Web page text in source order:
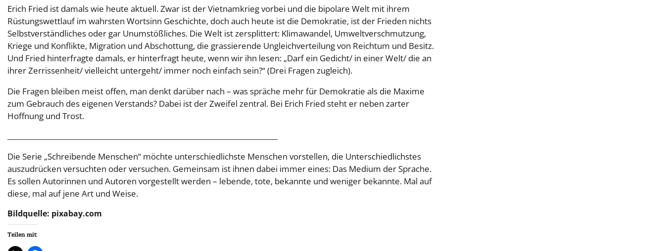
Erich Fried ist damals wie heute aktuell. Zwar ist der Vietnamkrieg vorbei und die bipolare Welt mit ihrem
Rüstungswettlauf im wahrsten Wortsinn Geschichte, doch auch heute ist die Demokratie, ist der Frieden nichts
Selbstverständliches oder gar Unumstößliches. Die Welt ist zersplittert: Klimawandel, Umweltverschmutzung,
Kriege und Konflikte, Migration und Abschottung, die grassierende Ungleichverteilung von Reichtum und Besitz.
Und Fried hinterfragte damals, er hinterfragt heute, wenn wir ihn lesen: „Darf ein Gedicht/ in einer Welt/ die an
ihrer Zerrissenheit/ vielleicht untergeht/ immer noch einfach sein?“ (Drei Fragen zugleich).
Die Fragen bleiben meist offen, man denkt darüber nach – was spräche mehr für Demokratie als die Maxime
zum Gebrauch des eigenen Verstands? Dabei ist der Zweifel zentral. Bei Erich Fried steht er neben zarter
Hoffnung und Trost.
Die Serie „Schreibende Menschen“ möchte unterschiedlichste Menschen vorstellen, die Unterschiedlichstes
auszudrücken versuchten oder versuchen. Gemeinsam ist ihnen dabei immer eines: Das Medium der Sprache.
Es sollen Autorinnen und Autoren vorgestellt werden – lebende, tote, bekannte und weniger bekannte. Mal auf
diese, mal auf jene Art und Weise.
Bildquelle: pixabay.com
Teilen mit: